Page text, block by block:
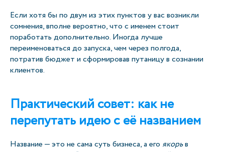
Если хотя бы по двум из этих пунктов у вас возникли
сомнения, вполне вероятно, что с именем стоит
поработать дополнительно. Иногда лучше
переименоваться до запуска, чем через полгода,
потратив бюджет и сформировав путаницу в сознании
клиентов.
Практический совет: как не
перепутать идею с её названием
Название — это не сама суть бизнеса, а его якорьв